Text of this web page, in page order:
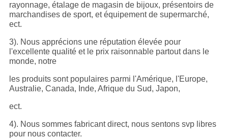
rayonnage, étalage de magasin de bijoux, présentoirs de
marchandises de sport, et équipement de supermarché,
ect.
3). Nous apprécions une réputation élevée pour
l'excellente qualité et le prix raisonnable partout dans le
monde, notre
les produits sont populaires parmi l'Amérique, l'Europe,
Australie, Canada, Inde, Afrique du Sud, Japon,
ect.
4). Nous sommes fabricant direct, nous sentons svp libres
pour nous contacter.